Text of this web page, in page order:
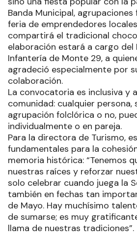
nocturnas para facilitar la
familias”.
El evento no solo será una
sino una fiesta popular con la
Banda Municipal, agrupaciones
feria de emprendedores
compartirá el tradicional
elaboración estará a cargo del
Infantería de Monte 29, a
agradeció especialmente por
colaboración.
La convocatoria es inclusiva y
comunidad: cualquier persona,
agrupación folclórica o no,
individualmente o en pareja.
Para la directora de Turismo,
fundamentales para la
memoria histórica: “Tenemos
nuestras raíces y reforzar
solo celebrar cuando juega la
también en fechas tan